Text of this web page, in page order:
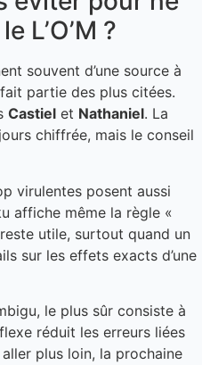
L’O’M ?
souvent d’une source à
fait partie des plus citées.
Castiel et Nathaniel. La
chiffrée, mais le conseil
virulentes posent aussi
affiche même la règle «
utile, surtout quand un
sur les effets exacts d’une
le plus sûr consiste à
réduit les erreurs liées
plus loin, la prochaine